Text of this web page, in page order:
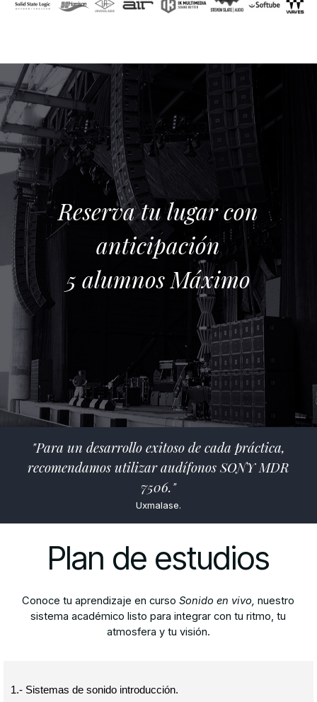
Reserva tu lugar con
anticipación
5 alumnos Máximo
"Para un desarrollo exitoso de cada práctica,
recomendamos utilizar audífonos SONY MDR
7506."
Uxmalase.
Plan de estudios
Conoce tu aprendizaje en cursoSonido en vivo, nuestro
sistema académico listo para integrar con tu ritmo, tu
atmosfera y tu visión.
1.- Sistemas de sonido introducción.